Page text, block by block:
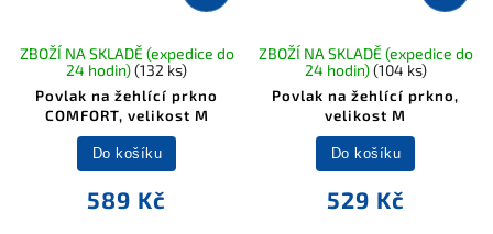
Povlak na žehlící prkno
COMFORT, velikost M
ZBOŽÍ NA SKLADĚ (expedice do
24 hodin)(132 ks)
589 Kč
Do košíku
Povlak na žehlící prkno,
velikost M
ZBOŽÍ NA SKLADĚ (expedice do
24 hodin)(104 ks)
529 Kč
Do košíku